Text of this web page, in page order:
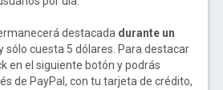
destacada durante un
y sólo cuesta 5 dólares. Para destacar
en el siguiente botón y podrás
de PayPal, con tu tarjeta de crédito,